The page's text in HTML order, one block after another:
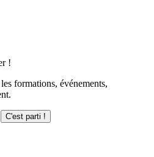
!
formations, événements,
C'est parti !